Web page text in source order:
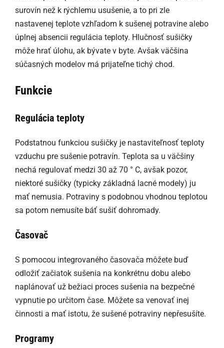
surovín než k rýchlemu usušenie, a to pri zle
nastavenej teplote vzhľadom k sušenej potravine alebo
úplnej absencii regulácia teploty. Hlučnosť sušičky
môže hrať úlohu, ak bývate v byte. Avšak väčšina
súčasných modelov má prijateľne tichý chod.
Funkcie
Regulácia teploty
Podstatnou funkciou sušičky je nastaviteľnosť teploty
vzduchu pre sušenie potravín. Teplota sa u väčšiny
nechá regulovať medzi 30 až 70 ° C, avšak pozor,
niektoré sušičky (typicky základná lacné modely) ju
mať nemusia. Potraviny s podobnou vhodnou teplotou
sa potom nemusíte báť sušiť dohromady.
Časovač
S pomocou integrovaného časovača môžete buď
odložiť začiatok sušenia na konkrétnu dobu alebo
naplánovať už bežiaci proces sušenia na bezpečné
vypnutie po určitom čase. Môžete sa venovať inej
činnosti a mať istotu, že sušené potraviny nepřesušíte.
Programy